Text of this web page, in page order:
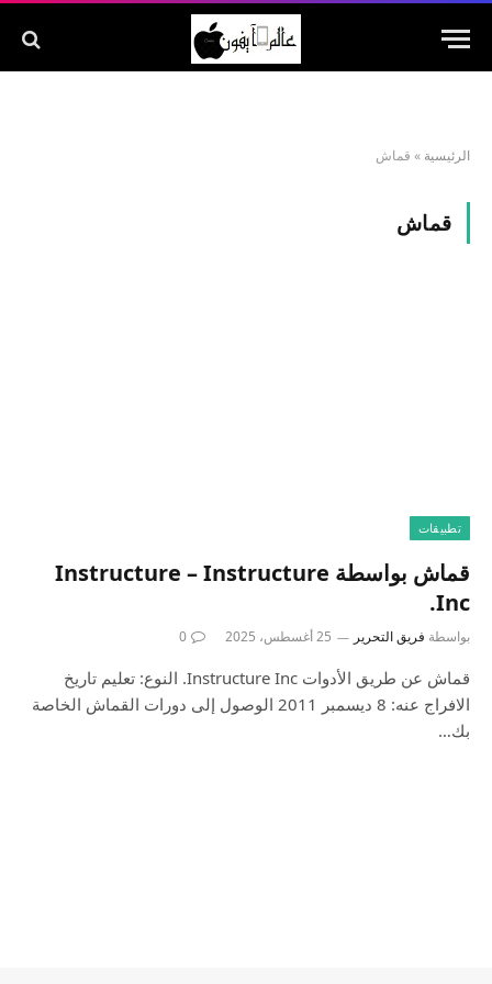
الرئيسية » قماش
قماش
تطبيقات
قماش بواسطة Instructure – Instructure
Inc.
بواسطة فريق التحرير 25 أغسطس، 2025 0
قماش عن طريق الأدوات Instructure Inc. النوع: تعليم تاريخ
الافراج عنه: 8 ديسمبر 2011 الوصول إلى دورات القماش الخاصة
بك…